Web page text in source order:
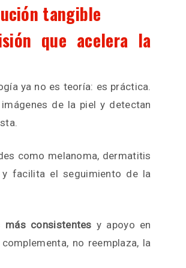
tangible
que acelera la
ya no es teoría: es práctica.
de la piel y detectan
como melanoma, dermatitis
y facilita el seguimiento de la
más consistentes y apoyo en
no reemplaza, la